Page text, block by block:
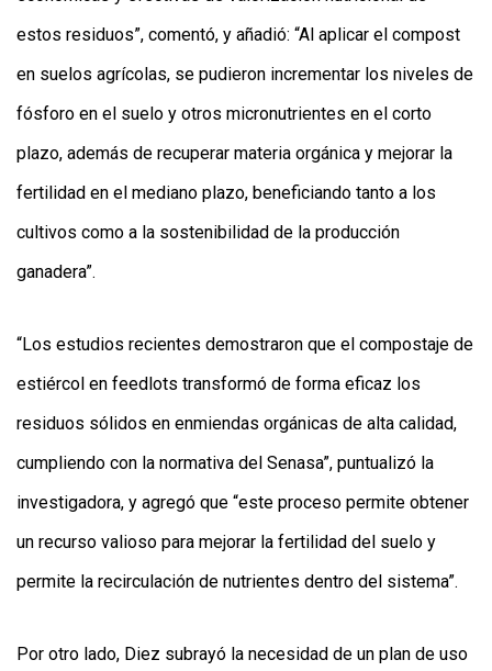
estos residuos”, comentó, y añadió: “Al aplicar el compost
en suelos agrícolas, se pudieron incrementar los niveles de
fósforo en el suelo y otros micronutrientes en el corto
plazo, además de recuperar materia orgánica y mejorar la
fertilidad en el mediano plazo, beneficiando tanto a los
cultivos como a la sostenibilidad de la producción
ganadera”.
“Los estudios recientes demostraron que el compostaje de
estiércol en feedlots transformó de forma eficaz los
residuos sólidos en enmiendas orgánicas de alta calidad,
cumpliendo con la normativa del Senasa”, puntualizó la
investigadora, y agregó que “este proceso permite obtener
un recurso valioso para mejorar la fertilidad del suelo y
permite la recirculación de nutrientes dentro del sistema”.
Por otro lado, Diez subrayó la necesidad de un plan de uso